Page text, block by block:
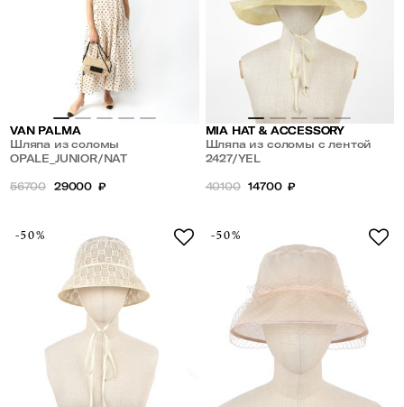
VAN PALMA
Шляпа из соломы
OPALE_JUNIOR/NAT
56700 29000 ₽
MIA HAT & ACCESSORY
Шляпа из соломы с лентой
2427/YEL
40100 14700 ₽
-50% -50%